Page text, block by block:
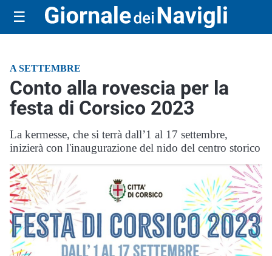
☰
A SETTEMBRE
Conto alla rovescia per la
festa di Corsico 2023
La kermesse, che si terrà dall’1 al 17 settembre,
inizierà con l'inaugurazione del nido del centro storico